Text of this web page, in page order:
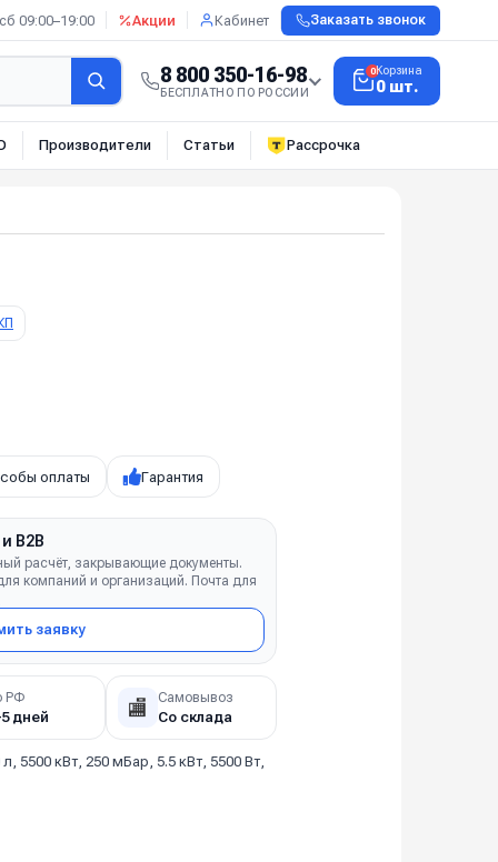
09:00–19:00 Акции Кабинет Заказать звонок
8 800 350-16-98
БЕСПЛАТНО ПО РОССИИ
0Корзина
0 шт.
Производители Статьи Рассрочка
оплаты Гарантия
B2B
расчёт, закрывающие документы.
компаний и организаций. Почта для
заявку
РФ
дней 🏬 Самовывоз
Со склада
л, 5500 кВт, 250 мБар, 5.5 кВт, 5500 Вт,